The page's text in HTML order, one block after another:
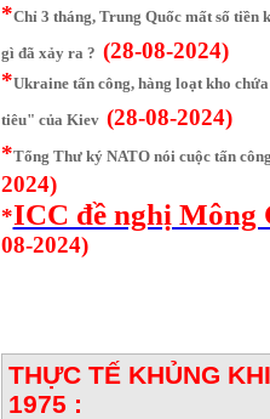
*Chỉ 3 tháng, Trung Quốc mất số tiền
gì đã xảy ra ? (28-08-2024)
*Ukraine tấn công, hàng loạt kho
tiêu" của Kiev (28-08-2024)
*Tổng Thư ký NATO nói cuộc tấn
2024)
*ICC đề nghị Mông
08-2024)
THỰC TẾ KHỦNG
1975 :